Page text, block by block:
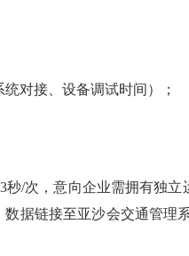
对接、设备调试时间）；
/次，意向企业需拥有独
据链接至亚沙会交通管理